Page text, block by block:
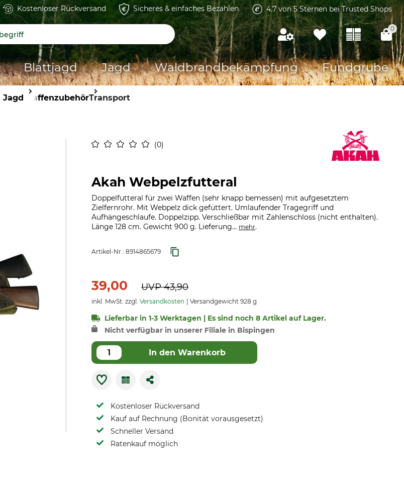
Kostenloser Rückversand Sicheres & einfaches Bezahlen 4.7 von 5 Sternen bei Trusted Shops
0
Blattjagd Jagd Waldbrandbekämpfung Fundgrube
Jagd WaffenzubehörTransport
0
Akah Webpelzfutteral
Doppelfutteral für zwei Waffen (sehr knapp bemessen) mit aufgesetztem
Zielfernrohr. Mit Webpelz dick gefüttert. Umlaufender Tragegriff und
Aufhängeschlaufe. Doppelzipp. Verschließbar mit Zahlenschloss (nicht enthalten).
Länge 128 cm. Gewicht 900 g. Lieferung... mehr.
Artikel-Nr.: 8914865679
39,00 UVP43,90
inkl. MwSt. zzgl. Versandkosten Versandgewicht 928 g
Lieferbar in 1-3 Werktagen | Es sind noch 8 Artikel auf Lager.
Nicht verfügbar in unserer Filiale in Bispingen
In den Warenkorb
Kostenloser Rückversand
Kauf auf Rechnung (Bonität vorausgesetzt)
Schneller Versand
Ratenkauf möglich